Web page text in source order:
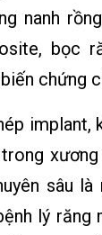
nanh
bọc
chứng
implant,
sâu là
lý răng